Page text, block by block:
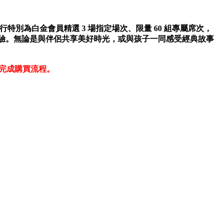
特別為白金會員精選 3 場指定場次、限量 60 組專屬席次，
無論是與伴侶共享美好時光，或與孩子一同感受經典故事
成購買流程。